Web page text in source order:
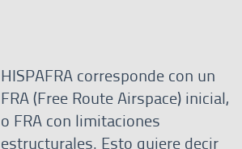
HISPAFRA corresponde con un
FRA (Free Route Airspace) inicial,
o FRA con limitaciones
estructurales. Esto quiere decir